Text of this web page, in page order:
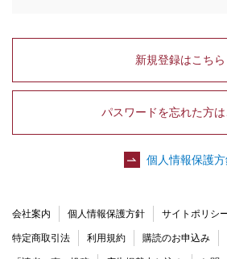
新規登録はこちら
パスワードを忘れた方は
個人情報保護
会社案内 個人情報保護方針 サイトポリシ
特定商取引法 利用規約 購読のお申込み